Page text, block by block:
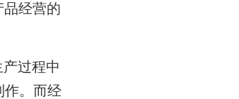
品经营的
过程中
作。而经